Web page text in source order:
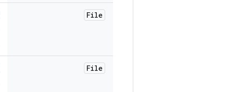
File
File